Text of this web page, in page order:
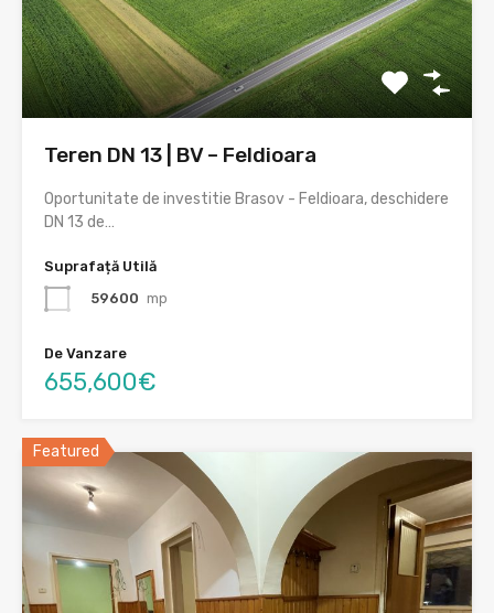
Teren DN 13 | BV – Feldioara
Oportunitate de investitie Brasov - Feldioara, deschidere
DN 13 de…
Suprafață Utilă
59600 mp
De Vanzare
655,600€
Featured